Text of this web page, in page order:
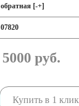
обратная [-+]
07820
5000 руб.
Купить в 1 клик